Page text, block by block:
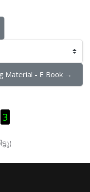
Material - E Book →
3